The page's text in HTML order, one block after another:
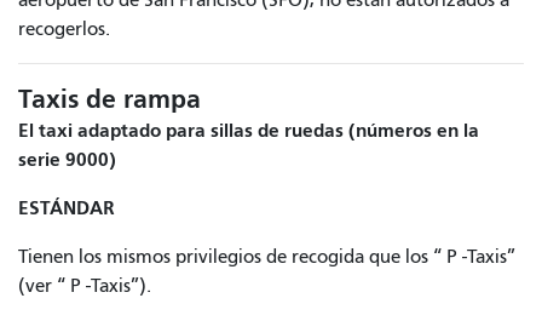
recogerlos.
Taxis de rampa
El taxi adaptado para sillas de ruedas (números en la
serie 9000)
ESTÁNDAR
Tienen los mismos privilegios de recogida que los “ P -Taxis”
(ver “ P -Taxis”).